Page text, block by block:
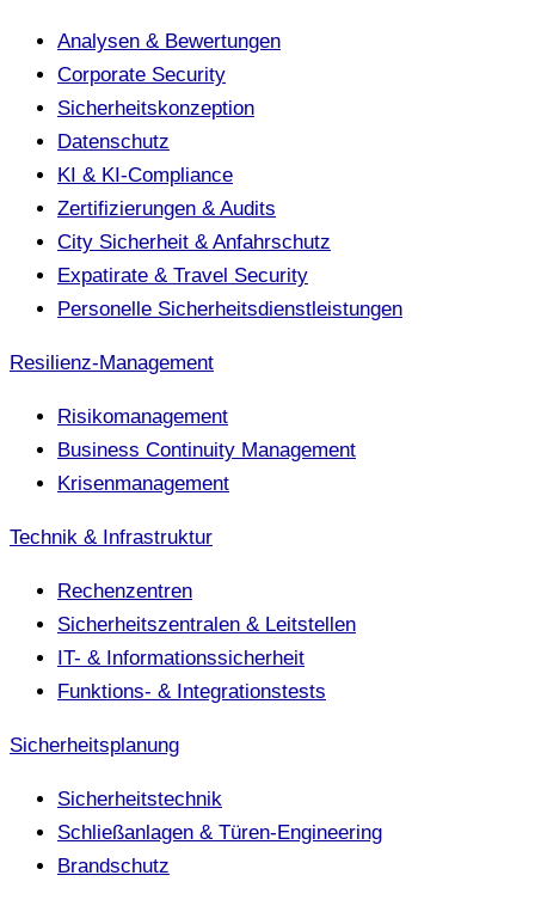
Analysen & Bewertungen
Corporate Security
Sicherheitskonzeption
Datenschutz
KI & KI-Compliance
Zertifizierungen & Audits
City Sicherheit & Anfahrschutz
Expatirate & Travel Security
Personelle Sicherheitsdienstleistungen
Resilienz-Management
Risikomanagement
Business Continuity Management
Krisenmanagement
Technik & Infrastruktur
Rechenzentren
Sicherheitszentralen & Leitstellen
IT- & Informationssicherheit
Funktions- & Integrationstests
Sicherheitsplanung
Sicherheitstechnik
Schließanlagen & Türen-Engineering
Brandschutz